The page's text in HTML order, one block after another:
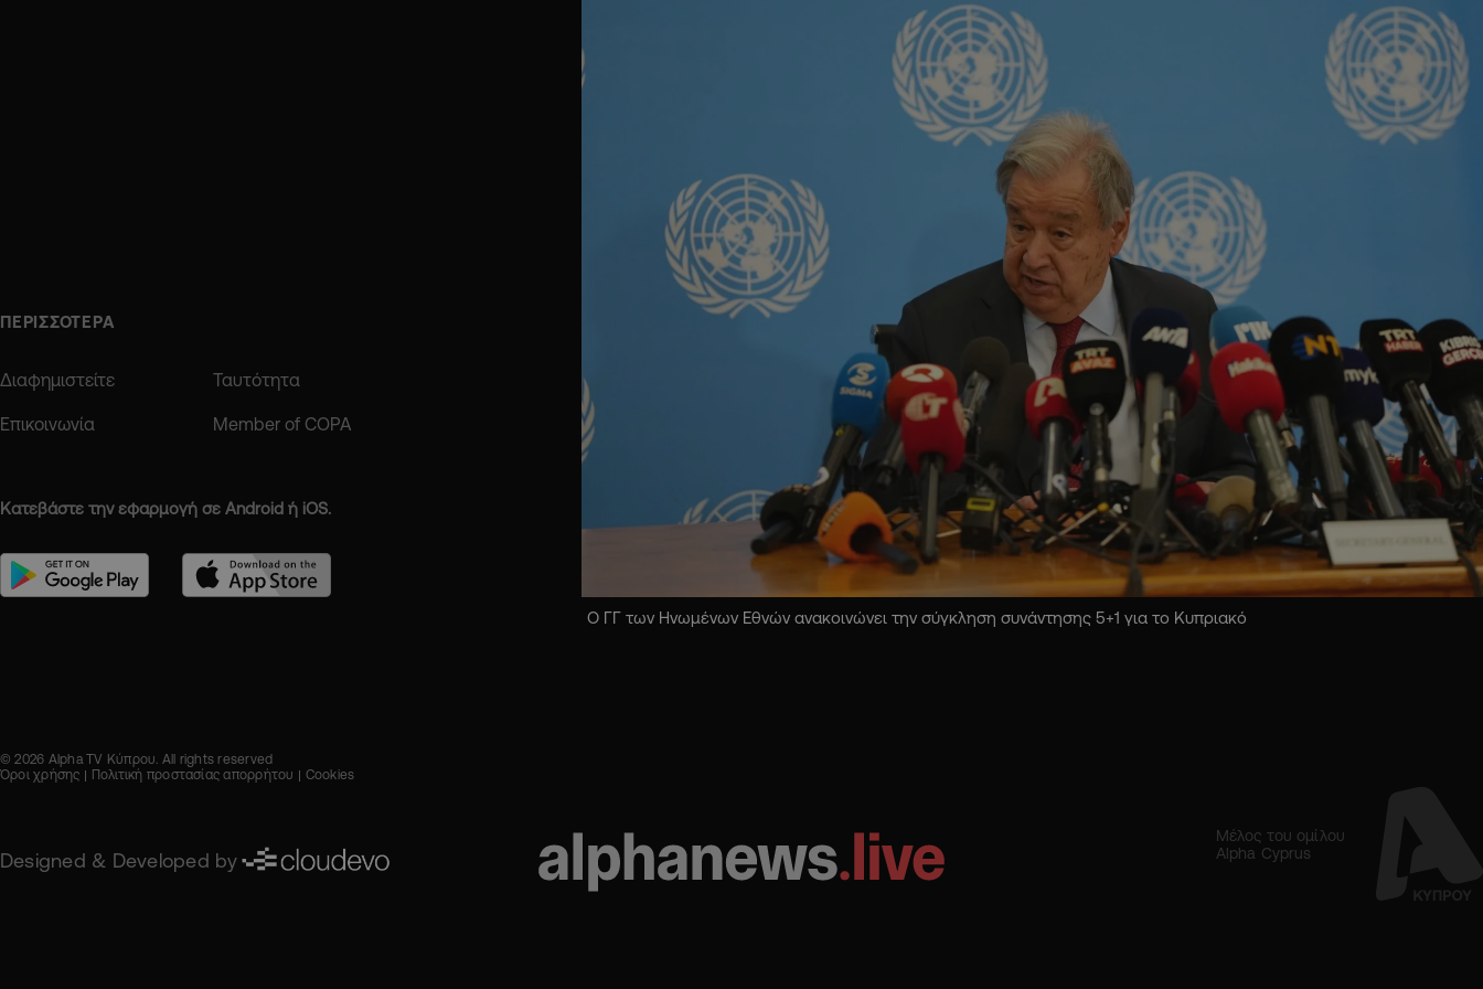
ΠΕΡΙΣΣΟΤΕΡΑ
Διαφημιστείτε Ταυτότητα
Επικοινωνία Member of COPA
Κατεβάστε την εφαρμογή σε Android ή iOS.
Ο ΓΓ των Ηνωμένων Εθνών ανακοινώνει την σύγκληση συνάντησης 5+1 για το Κυπριακό
© 2026 Alpha TV Κύπρου. All rights reserved
Όροι χρήσης
Πολιτική προστασίας απορρήτου Cookies
Designed & Developed by
Μέλος του ομίλου
Alpha Cyprus